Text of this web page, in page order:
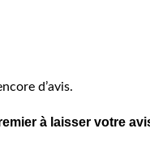
d’avis.
à laisser votre